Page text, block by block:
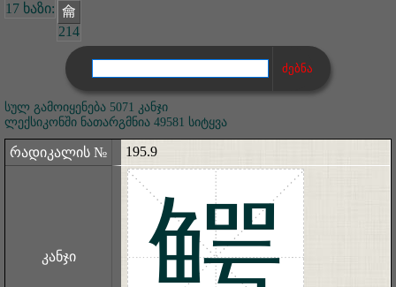
17 ხაზი: 龠
214
სულ გამოიყენება 5071 კანჯი
ლექსიკონში ნათარგმნია 49581 სიტყვა
რადიკალის № 195.9
კანჯი